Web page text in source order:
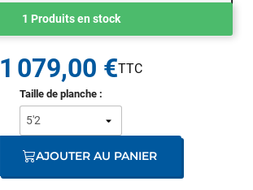
1 Produits en stock
Taille de planche :
1 079,00 €
AJOUTER AU PANIER